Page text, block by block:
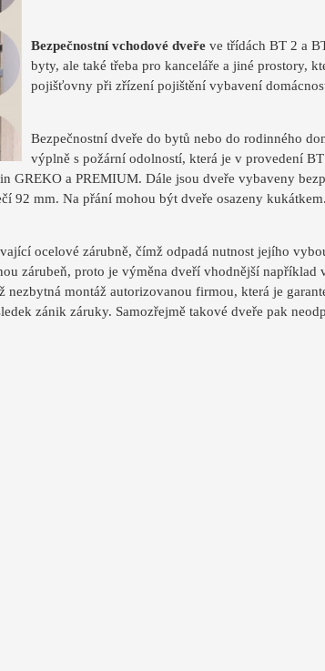
Bezpečnostní vchodové dveře ve třídách BT 2 a
byty, ale také třeba pro kanceláře a jiné prostory,
pojišťovny při zřízení pojištění vybavení
Bezpečnostní dveře do bytů nebo do rodinného
výplně s požární odolností, která je v provedení
GREKO a PREMIUM. Dále jsou dveře vybaveny
92 mm. Na přání mohou být dveře osazeny kukátkem.
ocelové zárubně, čímž odpadá nutnost jejího
zárubeň, proto je výměna dveří vhodnější například
nezbytná montáž autorizovanou firmou, která je
zánik záruky. Samozřejmě takové dveře pak